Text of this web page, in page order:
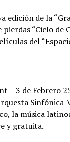
edición de la
“Ciclo de
del
– 3 de Febrero
la música
y gratuita.